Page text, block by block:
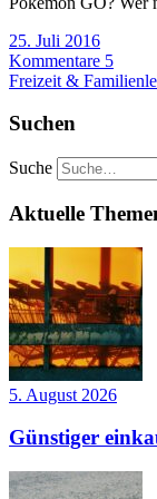
25. Juli 2016
Kommentare 5
Freizeit &
Suchen
Suche
Aktuelle
5. August 2026
Günstiger